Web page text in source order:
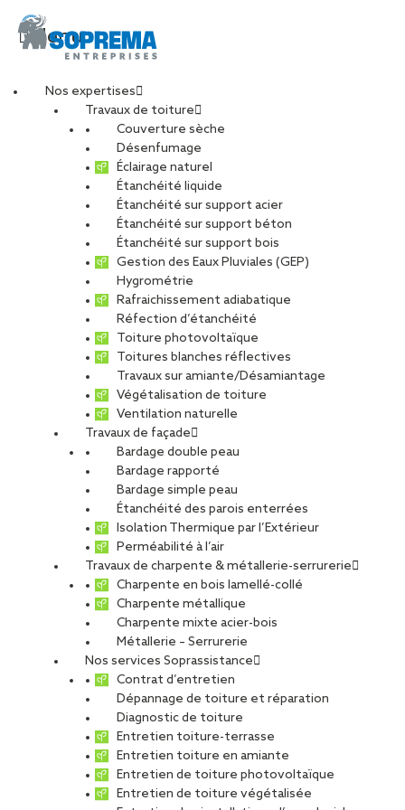
Menu
Nos expertises
Travaux de toiture
Couverture sèche
Désenfumage
Éclairage naturel
Étanchéité liquide
Étanchéité sur support acier
Étanchéité sur support béton
Étanchéité sur support bois
Gestion des Eaux Pluviales (GEP)
Hygrométrie
Rafraichissement adiabatique
Réfection d’étanchéité
Toiture photovoltaïque
Toitures blanches réflectives
Travaux sur amiante/Désamiantage
Végétalisation de toiture
Ventilation naturelle
Travaux de façade
Bardage double peau
Bardage rapporté
Bardage simple peau
Étanchéité des parois enterrées
Isolation Thermique par l’Extérieur
Perméabilité à l’air
Travaux de charpente & métallerie-serrurerie
Charpente en bois lamellé-collé
Charpente métallique
Charpente mixte acier-bois
Métallerie – Serrurerie
Nos services Soprassistance
Contrat d’entretien
Dépannage de toiture et réparation
Diagnostic de toiture
Entretien toiture-terrasse
Entretien toiture en amiante
Entretien de toiture photovoltaïque
Entretien de toiture végétalisée
Les grandes lignes de
la charpente
métallique
PARTAGER
11 octobre 2017
L’acier est un alliage métallique issu de la transformation de
matières premières naturelles, le fer et le carbone. Il existe trois
grandes familles d’aciers : les aciers non-alliés, les aciers
faiblement alliés et les aciers fortement alliés. Les produits en acier
utilisés en construction métallique présentent des caractéristiques
mécaniques et physiques qui interviennent dans les calculs de
résistance des matériaux. En neuf comme en réhabilitation, ce
type d’ouvrage répond à des problématiques de charges, de
résistance, de volumes et d’esthétisme.
Matériau de l’éco-construction indéfiniment recyclable, l’acier est
présent dans toutes les typologies d’ouvrages des plus simples
aux plus complexes : immeubles de bureaux, industries et
logistiques, logements, réservoirs, lieux d’enseignement,
équipements sportifs, culturels et de loisirs, gares et aéroports,
ponts et passerelles. Basée sur la distribution des efforts, avec
une précision millimétrée, la charpente métallique tient à une
spécificité. Jamais isolée du reste de la construction, elle est